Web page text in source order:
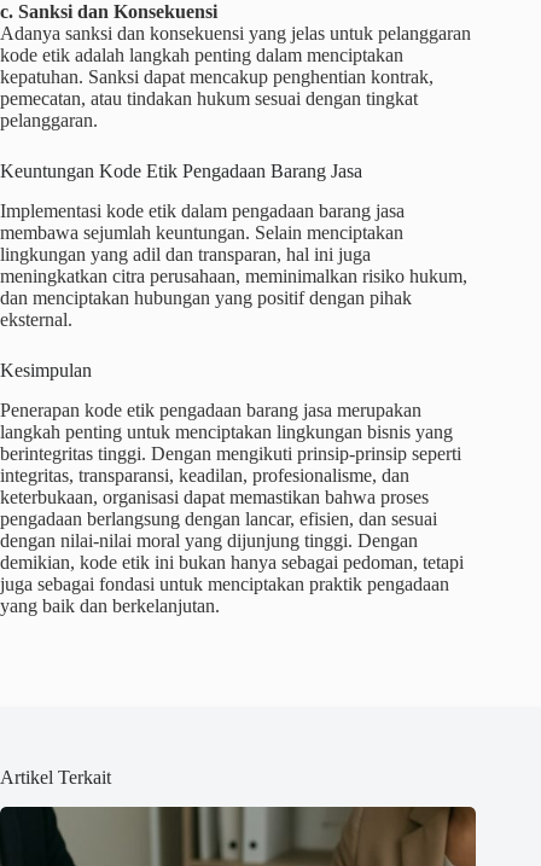
c. Sanksi dan Konsekuensi
Adanya sanksi dan konsekuensi yang jelas untuk pelanggaran
kode etik adalah langkah penting dalam menciptakan
kepatuhan. Sanksi dapat mencakup penghentian kontrak,
pemecatan, atau tindakan hukum sesuai dengan tingkat
pelanggaran.
Keuntungan Kode Etik Pengadaan Barang Jasa
Implementasi kode etik dalam pengadaan barang jasa
membawa sejumlah keuntungan. Selain menciptakan
lingkungan yang adil dan transparan, hal ini juga
meningkatkan citra perusahaan, meminimalkan risiko hukum,
dan menciptakan hubungan yang positif dengan pihak
eksternal.
Kesimpulan
Penerapan kode etik pengadaan barang jasa merupakan
langkah penting untuk menciptakan lingkungan bisnis yang
berintegritas tinggi. Dengan mengikuti prinsip-prinsip seperti
integritas, transparansi, keadilan, profesionalisme, dan
keterbukaan, organisasi dapat memastikan bahwa proses
pengadaan berlangsung dengan lancar, efisien, dan sesuai
dengan nilai-nilai moral yang dijunjung tinggi. Dengan
demikian, kode etik ini bukan hanya sebagai pedoman, tetapi
juga sebagai fondasi untuk menciptakan praktik pengadaan
yang baik dan berkelanjutan.
Artikel Terkait